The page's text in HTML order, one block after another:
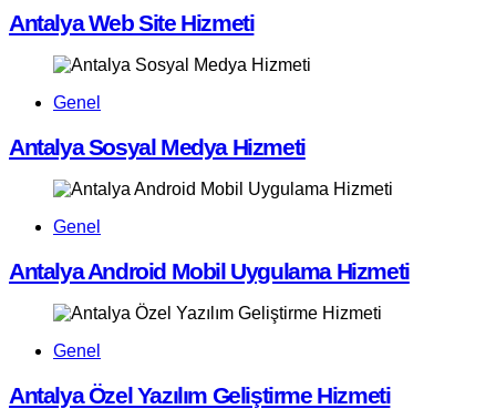
Antalya Web Site Hizmeti
Genel
Antalya Sosyal Medya Hizmeti
Genel
Antalya Android Mobil Uygulama Hizmeti
Genel
Antalya Özel Yazılım Geliştirme Hizmeti